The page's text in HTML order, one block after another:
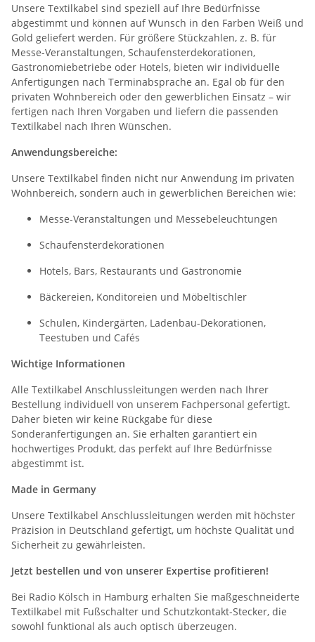
Unsere Textilkabel sind speziell auf Ihre Bedürfnisse
abgestimmt und können auf Wunsch in den Farben Weiß und
Gold geliefert werden. Für größere Stückzahlen, z. B. für
Messe-Veranstaltungen, Schaufensterdekorationen,
Gastronomiebetriebe oder Hotels, bieten wir individuelle
Anfertigungen nach Terminabsprache an. Egal ob für den
privaten Wohnbereich oder den gewerblichen Einsatz – wir
fertigen nach Ihren Vorgaben und liefern die passenden
Textilkabel nach Ihren Wünschen.
Anwendungsbereiche:
Unsere Textilkabel finden nicht nur Anwendung im privaten
Wohnbereich, sondern auch in gewerblichen Bereichen wie:
Messe-Veranstaltungen und Messebeleuchtungen
Schaufensterdekorationen
Hotels, Bars, Restaurants und Gastronomie
Bäckereien, Konditoreien und Möbeltischler
Schulen, Kindergärten, Ladenbau-Dekorationen,
Teestuben und Cafés
Wichtige Informationen
Alle Textilkabel Anschlussleitungen werden nach Ihrer
Bestellung individuell von unserem Fachpersonal gefertigt.
Daher bieten wir keine Rückgabe für diese
Sonderanfertigungen an. Sie erhalten garantiert ein
hochwertiges Produkt, das perfekt auf Ihre Bedürfnisse
abgestimmt ist.
Made in Germany
Unsere Textilkabel Anschlussleitungen werden mit höchster
Präzision in Deutschland gefertigt, um höchste Qualität und
Sicherheit zu gewährleisten.
Jetzt bestellen und von unserer Expertise profitieren!
Bei Radio Kölsch in Hamburg erhalten Sie maßgeschneiderte
Textilkabel mit Fußschalter und Schutzkontakt-Stecker, die
sowohl funktional als auch optisch überzeugen.